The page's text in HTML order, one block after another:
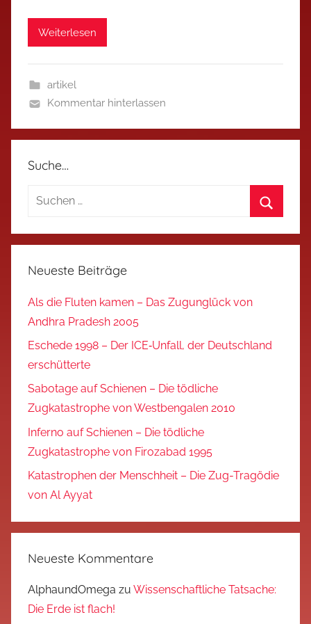
Weiterlesen
artikel
Kommentar hinterlassen
Suche…
Suchen
Neueste Beiträge
Als die Fluten kamen – Das Zugunglück von
Andhra Pradesh 2005
Eschede 1998 – Der ICE‑Unfall, der Deutschland
erschütterte
Sabotage auf Schienen – Die tödliche
Zugkatastrophe von Westbengalen 2010
Inferno auf Schienen – Die tödliche
Zugkatastrophe von Firozabad 1995
Katastrophen der Menschheit – Die Zug-Tragödie
von Al Ayyat
Neueste Kommentare
AlphaundOmega zu Wissenschaftliche Tatsache:
Die Erde ist flach!